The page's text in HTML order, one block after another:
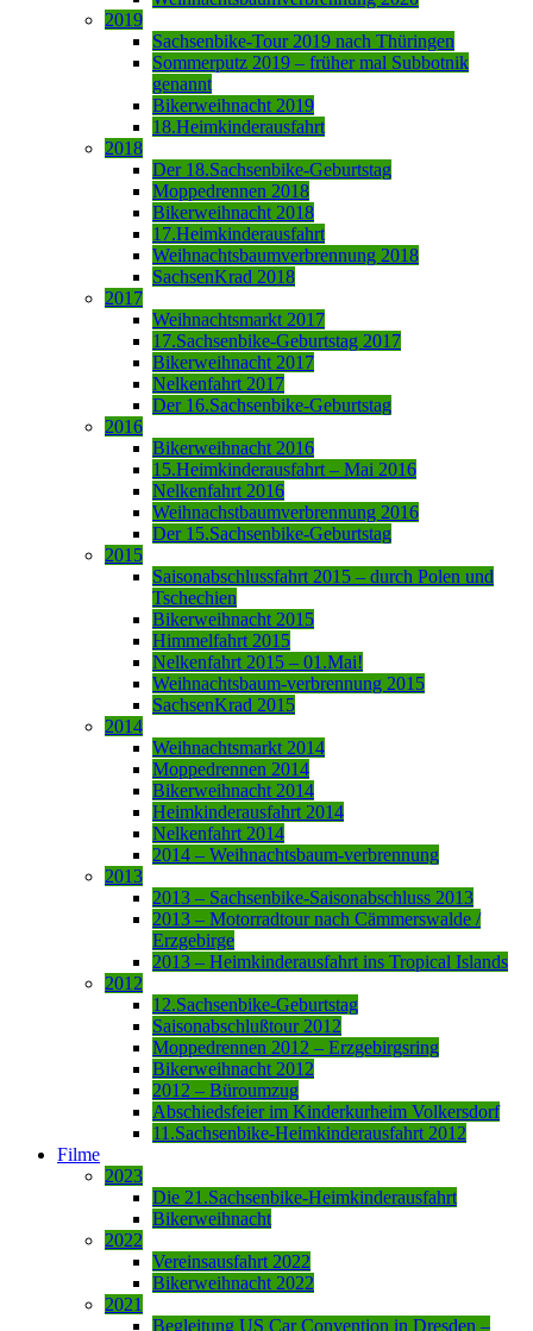
2019
Sachsenbike-Tour 2019 nach Thüringen
Sommerputz 2019 – früher mal Subbotnik
genannt
Bikerweihnacht 2019
18.Heimkinderausfahrt
2018
Der 18.Sachsenbike-Geburtstag
Moppedrennen 2018
Bikerweihnacht 2018
17.Heimkinderausfahrt
Weihnachtsbaumverbrennung 2018
SachsenKrad 2018
2017
Weihnachtsmarkt 2017
17.Sachsenbike-Geburtstag 2017
Bikerweihnacht 2017
Nelkenfahrt 2017
Der 16.Sachsenbike-Geburtstag
2016
Bikerweihnacht 2016
15.Heimkinderausfahrt – Mai 2016
Nelkenfahrt 2016
Weihnachstbaumverbrennung 2016
Der 15.Sachsenbike-Geburtstag
2015
Saisonabschlussfahrt 2015 – durch Polen und
Tschechien
Bikerweihnacht 2015
Himmelfahrt 2015
Nelkenfahrt 2015 – 01.Mai!
Weihnachtsbaum-verbrennung 2015
SachsenKrad 2015
2014
Weihnachtsmarkt 2014
Moppedrennen 2014
Bikerweihnacht 2014
Heimkinderausfahrt 2014
Nelkenfahrt 2014
2014 – Weihnachtsbaum-verbrennung
2013
2013 – Sachsenbike-Saisonabschluss 2013
2013 – Motorradtour nach Cämmerswalde /
Erzgebirge
2013 – Heimkinderausfahrt ins Tropical Islands
2012
12.Sachsenbike-Geburtstag
Saisonabschlußtour 2012
Moppedrennen 2012 – Erzgebirgsring
Bikerweihnacht 2012
2012 – Büroumzug
Abschiedsfeier im Kinderkurheim Volkersdorf
11.Sachsenbike-Heimkinderausfahrt 2012
Filme
2023
Die 21.Sachsenbike-Heimkinderausfahrt
Bikerweihnacht
2022
Vereinsausfahrt 2022
Bikerweihnacht 2022
2021
Begleitung US Car Convention in Dresden –